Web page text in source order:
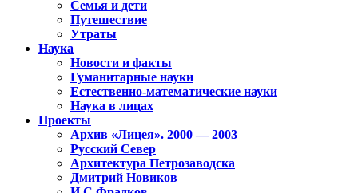
Семья и дети
Путешествие
Утраты
Наука
Новости и факты
Гуманитарные науки
Естественно-математические науки
Наука в лицах
Проекты
Архив «Лицея». 2000 — 2003
Русский Север
Архитектура Петрозаводска
Дмитрий Новиков